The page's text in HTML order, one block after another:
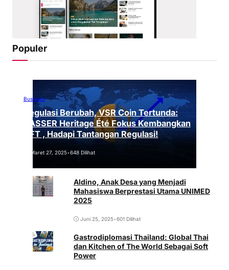
Populer
Business
Regulasi Berubah, VSR Coin Tertunda:
VASSER Heritage Été Fokus Kembangkan
NFT , Hadapi Tantangan Regulasi!
Maret 27, 2025•648 Dilihat
Aldino, Anak Desa yang Menjadi
Mahasiswa Berprestasi Utama UNIMED
2025
Juni 25, 2025•601 Dilihat
Gastrodiplomasi Thailand: Global Thai
dan Kitchen of The World Sebagai Soft
Power